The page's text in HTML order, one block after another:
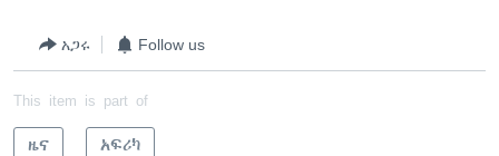
አጋሩ Follow us
This item is part of
ዜና አፍሪካ